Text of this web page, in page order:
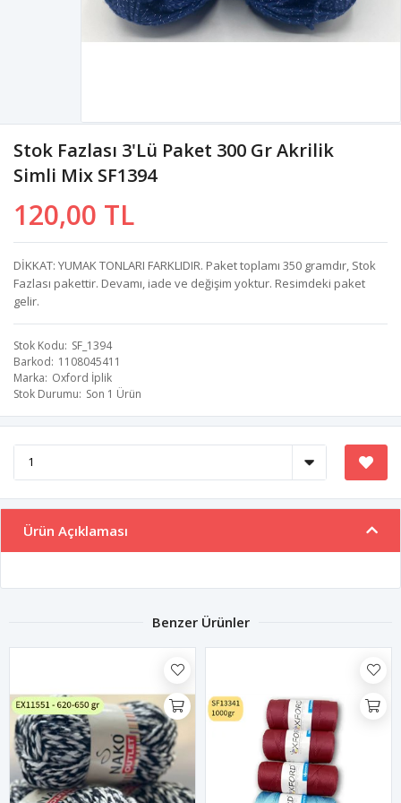
Stok Fazlası 3'lü Paket 300 Gr Akrilik
Simli Mix SF1394
120,00 TL
DİKKAT: YUMAK TONLARI FARKLIDIR. Paket toplamı 350 gramdır, Stok
Fazlası pakettir. Devamı, iade ve değişim yoktur. Resimdeki paket
gelir.
Stok Kodu SF_1394
Barkod 1108045411
Marka Oxford İplik
Stok Durumu Son 1 Ürün
Ürün Açıklaması
Benzer Ürünler